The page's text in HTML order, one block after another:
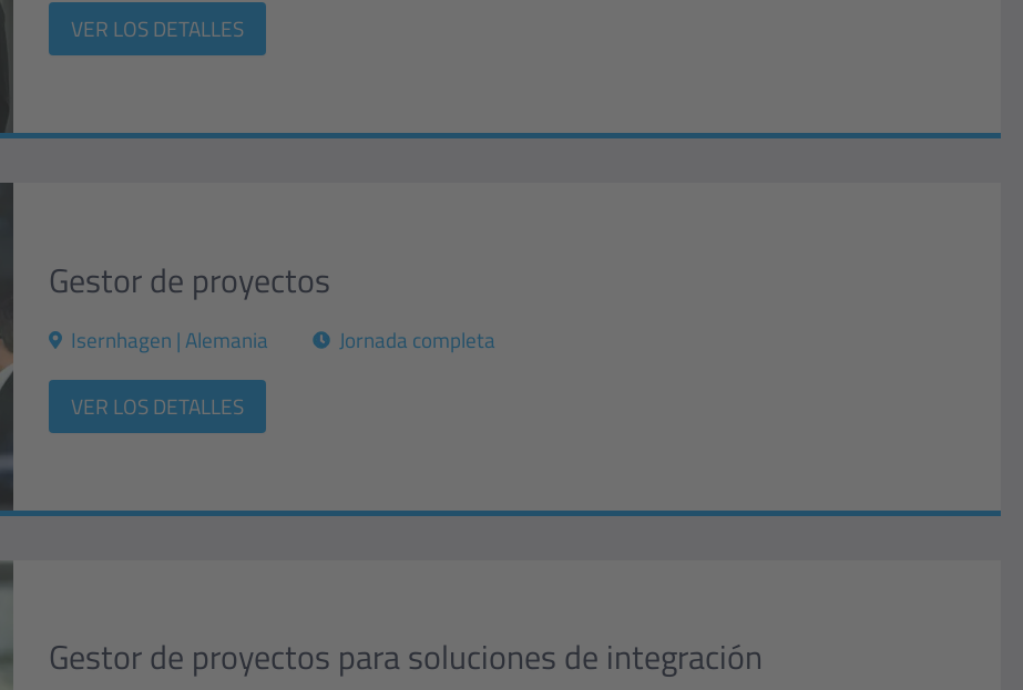
VER LOS DETALLES
Gestor de proyectos
Isernhagen | Alemania Jornada completa
VER LOS DETALLES
Gestor de proyectos para soluciones de integración